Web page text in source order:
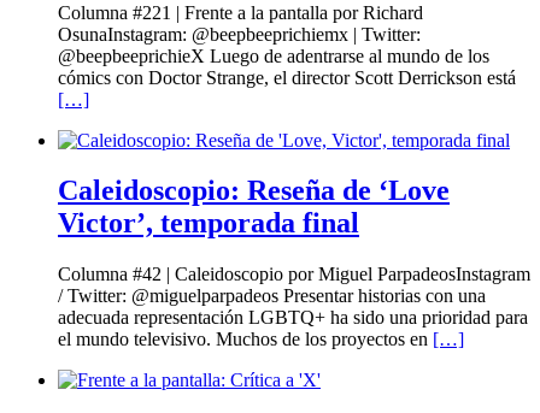
Columna #221 | Frente a la pantalla por Richard
OsunaInstagram: @beepbeeprichiemx | Twitter:
@beepbeeprichieX Luego de adentrarse al mundo de los
cómics con Doctor Strange, el director Scott Derrickson está
[…]
Caleidoscopio: Reseña de ‘Love
Victor’, temporada final
Columna #42 | Caleidoscopio por Miguel ParpadeosInstagram
/ Twitter: @miguelparpadeos Presentar historias con una
adecuada representación LGBTQ+ ha sido una prioridad para
el mundo televisivo. Muchos de los proyectos en […]